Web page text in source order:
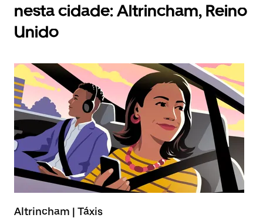
nesta cidade: Altrincham, Reino
Unido
Altrincham | Táxis